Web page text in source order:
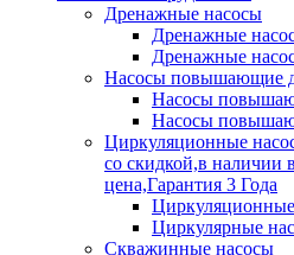
Дренажные насосы
Дренажные
Дренажные
Насосы повышающие
Насосы
Насосы
Циркуляционные
со скидкой,в наличии
цена,Гарантия 3 Года
Циркулярные
Скважинные насосы